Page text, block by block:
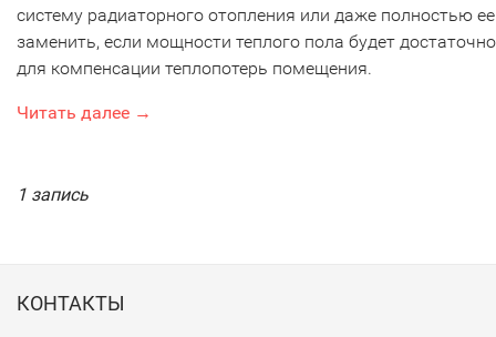
систему радиаторного отопления или даже полностью ее
заменить, если мощности теплого пола будет достаточно
для компенсации теплопотерь помещения.
Читать далее →
1 запись
КОНТАКТЫ